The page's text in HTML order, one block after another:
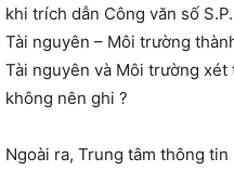
khi trích dẫn Công văn số
Tài nguyên – Môi trường
Tài nguyên và Môi trường xét
không nên ghi ?
Ngoài ra, Trung tâm thông